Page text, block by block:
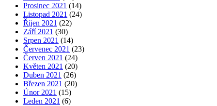
Prosinec 2021 (14)
Listopad 2021 (24)
Říjen 2021 (22)
Září 2021 (30)
Srpen 2021 (14)
Červenec 2021 (23)
Červen 2021 (24)
Květen 2021 (20)
Duben 2021 (26)
Březen 2021 (20)
Únor 2021 (15)
Leden 2021 (6)